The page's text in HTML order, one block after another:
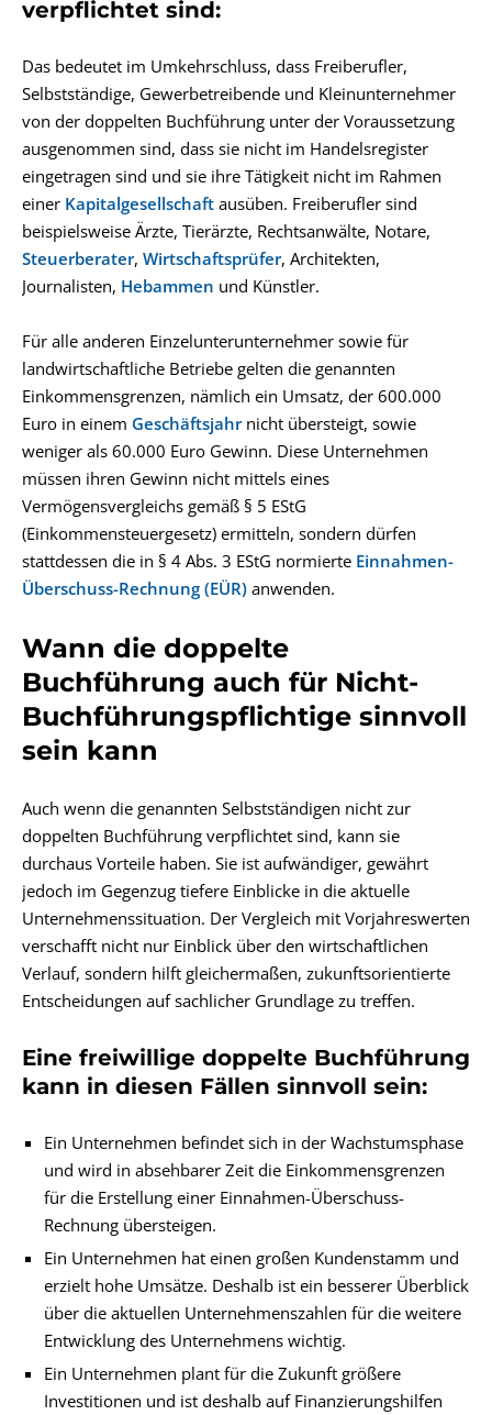
verpflichtet sind:
Das bedeutet im Umkehrschluss, dass Freiberufler,
Selbstständige, Gewerbetreibende und Kleinunternehmer
von der doppelten Buchführung unter der Voraussetzung
ausgenommen sind, dass sie nicht im Handelsregister
eingetragen sind und sie ihre Tätigkeit nicht im Rahmen
einer Kapitalgesellschaft ausüben. Freiberufler sind
beispielsweise Ärzte, Tierärzte, Rechtsanwälte, Notare,
Steuerberater, Wirtschaftsprüfer, Architekten,
Journalisten, Hebammen und Künstler.
Für alle anderen Einzelunterunternehmer sowie für
landwirtschaftliche Betriebe gelten die genannten
Einkommensgrenzen, nämlich ein Umsatz, der 600.000
Euro in einem Geschäftsjahrnicht übersteigt, sowie
weniger als 60.000 Euro Gewinn. Diese Unternehmen
müssen ihren Gewinn nicht mittels eines
Vermögensvergleichs gemäß § 5 EStG
(Einkommensteuergesetz) ermitteln, sondern dürfen
stattdessen die in § 4 Abs. 3 EStG normierte Einnahmen-
Überschuss-Rechnung (EÜR) anwenden.
Wann die doppelte
Buchführung auch für Nicht-
Buchführungspflichtige sinnvoll
sein kann
Auch wenn die genannten Selbstständigen nicht zur
doppelten Buchführung verpflichtet sind, kann sie
durchaus Vorteile haben. Sie ist aufwändiger, gewährt
jedoch im Gegenzug tiefere Einblicke in die aktuelle
Unternehmenssituation. Der Vergleich mit Vorjahreswerten
verschafft nicht nur Einblick über den wirtschaftlichen
Verlauf, sondern hilft gleichermaßen, zukunftsorientierte
Entscheidungen auf sachlicher Grundlage zu treffen.
Eine freiwillige doppelte Buchführung
kann in diesen Fällen sinnvoll sein:
Ein Unternehmen befindet sich in der Wachstumsphase
und wird in absehbarer Zeit die Einkommensgrenzen
für die Erstellung einer Einnahmen-Überschuss-
Rechnung übersteigen.
Ein Unternehmen hat einen großen Kundenstamm und
erzielt hohe Umsätze. Deshalb ist ein besserer Überblick
über die aktuellen Unternehmenszahlen für die weitere
Entwicklung des Unternehmens wichtig.
Ein Unternehmen plant für die Zukunft größere
Investitionen und ist deshalb auf Finanzierungshilfen